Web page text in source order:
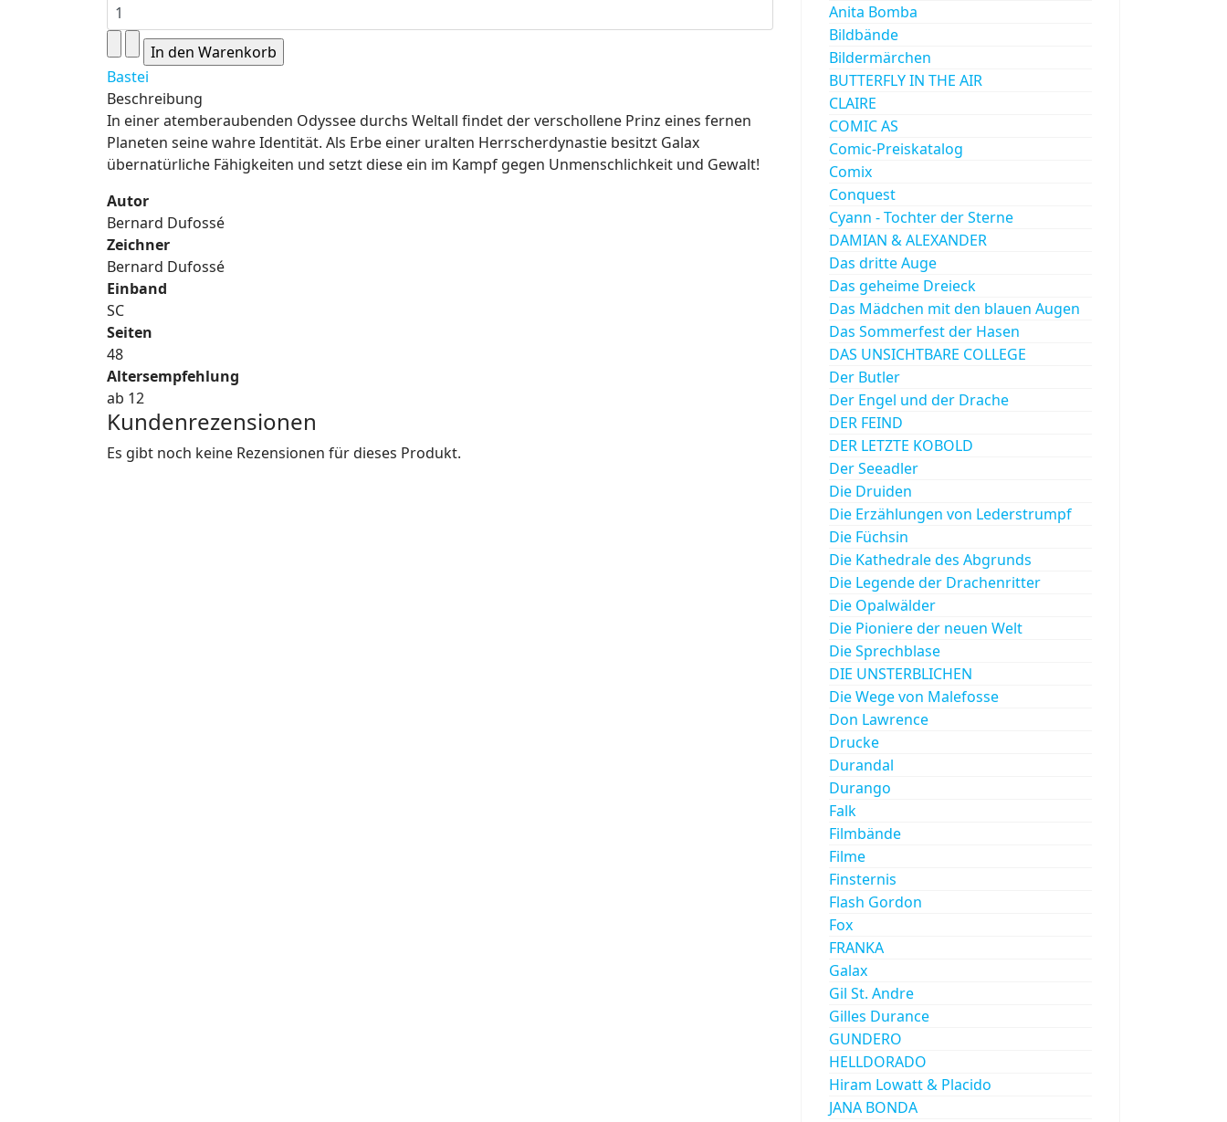
Bastei
Beschreibung
In einer atemberaubenden Odyssee durchs Weltall findet der verschollene Prinz eines fernen
Planeten seine wahre Identität. Als Erbe einer uralten Herrscherdynastie besitzt Galax
übernatürliche Fähigkeiten und setzt diese ein im Kampf gegen Unmenschlichkeit und Gewalt!
Autor
Bernard Dufossé
Zeichner
Bernard Dufossé
Einband
SC
Seiten
48
Altersempfehlung
ab 12
Kundenrezensionen
Es gibt noch keine Rezensionen für dieses Produkt.
Anita Bomba
Bildbände
Bildermärchen
BUTTERFLY IN THE AIR
CLAIRE
COMIC AS
Comic-Preiskatalog
Comix
Conquest
Cyann - Tochter der Sterne
DAMIAN & ALEXANDER
Das dritte Auge
Das geheime Dreieck
Das Mädchen mit den blauen Augen
Das Sommerfest der Hasen
DAS UNSICHTBARE COLLEGE
Der Butler
Der Engel und der Drache
DER FEIND
DER LETZTE KOBOLD
Der Seeadler
Die Druiden
Die Erzählungen von Lederstrumpf
Die Füchsin
Die Kathedrale des Abgrunds
Die Legende der Drachenritter
Die Opalwälder
Die Pioniere der neuen Welt
Die Sprechblase
DIE UNSTERBLICHEN
Die Wege von Malefosse
Don Lawrence
Drucke
Durandal
Durango
Falk
Filmbände
Filme
Finsternis
Flash Gordon
Fox
FRANKA
Galax
Gil St. Andre
Gilles Durance
GUNDERO
HELLDORADO
Hiram Lowatt & Placido
JANA BONDA